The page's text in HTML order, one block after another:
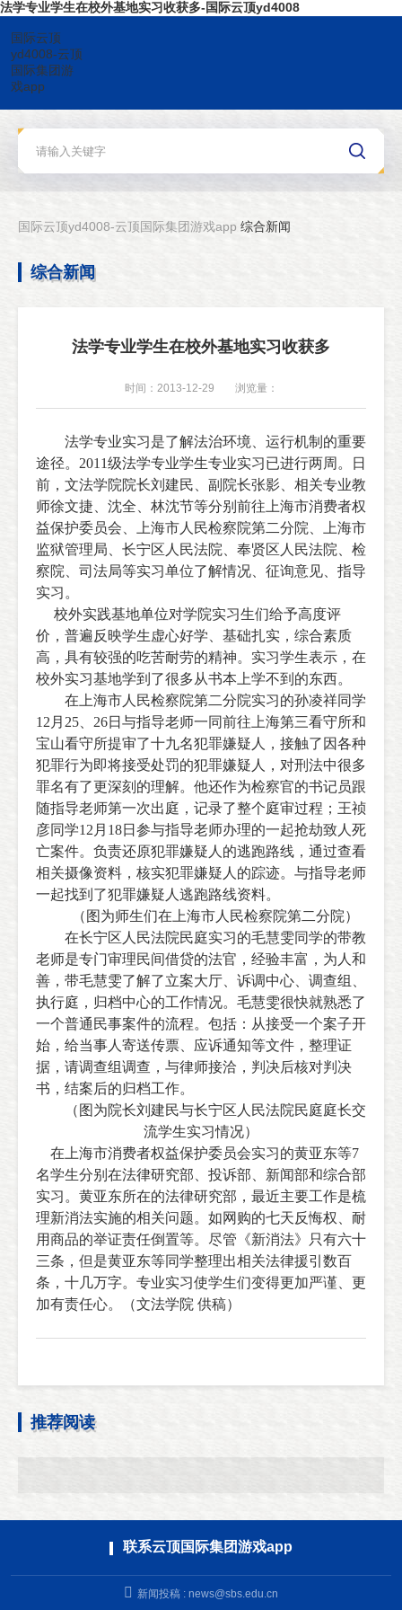
法学专业学生在校外基地实习收获多-国际云顶yd4008
国际云顶
yd4008-云顶
国际集团游
戏app
国际云顶yd4008-云顶国际集团游戏app 综合新闻
综合新闻
法学专业学生在校外基地实习收获多
时间：2013-12-29 浏览量：
法学专业实习是了解法治环境、运行机制的重要
途径。 2011级法学专业学生专业实习已进行两周。日
前，文法学院院长刘建民、副院长张影、相关专业教
师徐文捷、沈全、林沈节等分别前往上海市消费者权
益保护委员会、上海市人民检察院第二分院、上海市
监狱管理局、长宁区人民法院、奉贤区人民法院、检
察院、司法局等实习单位了解情况、征询意见、指导
实习。
校外实践基地单位对学院实习生们给予高度评
价，普遍反映学生虚心好学、基础扎实，综合素质
高，具有较强的吃苦耐劳的精神。实习学生表示，在
校外实习基地学到了很多从书本上学不到的东西。
在上海市人民检察院第二分院实习的孙凌祥同学
12月25、26日与指导老师一同前往上海第三看守所和
宝山看守所提审了十九名犯罪嫌疑人，接触了因各种
犯罪行为即将接受处罚的犯罪嫌疑人，对刑法中很多
罪名有了更深刻的理解。他还作为检察官的书记员跟
随指导老师第一次出庭，记录了整个庭审过程；王祯
彦同学12 月 18日 参与指导老师办理的一起抢劫致人死
亡案件。负责还原犯罪嫌疑人的逃跑路线，通过查看
相关摄像资料，核实犯罪嫌疑人的踪迹。与指导老师
一起找到了犯罪嫌疑人逃跑路线资料。
（图为师生们在上海市人民检察院第二分院）
在长宁区人民法院民庭实习的毛慧雯同学的带教
老师是专门审理民间借贷的法官，经验丰富，为人和
善，带毛慧雯了解了立案大厅、诉调中心、调查组、
执行庭，归档中心的工作情况。毛慧雯很快就熟悉了
一个普通民事案件的流程。包括：从接受一个案子开
始，给当事人寄送传票、应诉通知等文件，整理证
据，请调查组调查，与律师接洽，判决后核对判决
书，结案后的归档工作。
（图为院长刘建民与长宁区人民法院民庭庭长交
流学生实习情况）
在上海市消费者权益保护委员会实习的黄亚东等7
名学生分别在法律研究部、投诉部、新闻部和综合部
实习。黄亚东所在的法律研究部，最近主要工作是梳
理新消法实施的相关问题。如网购的七天反悔权、耐
用商品的举证责任倒置等。尽管《新消法》只有六十
三条，但是黄亚东等同学整理出相关法律援引数百
条，十几万字。专业实习使学生们变得更加严谨、更
加有责任心。（文法学院 供稿）
推荐阅读
联系云顶国际集团游戏app
新闻投稿 : news@sbs.edu.cn